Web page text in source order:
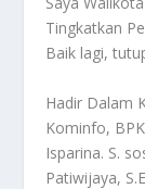
Tingkatkan
Baik lagi,
Hadir Dalam
Kominfo,
Isparina. S.
Patiwijaya,